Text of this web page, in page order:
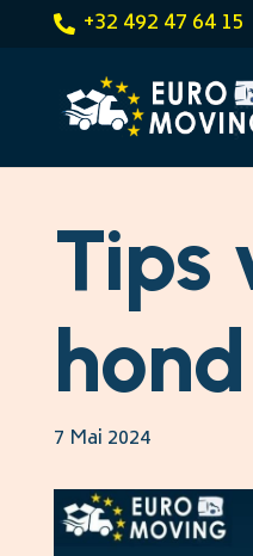
+32 492 47 64 15
Tips
hond
7 Mai 2024